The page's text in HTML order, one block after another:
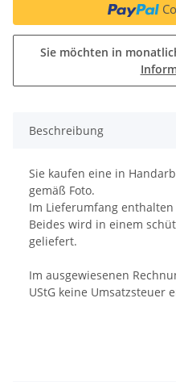
Sie möchten in
Beschreibung
Sie kaufen eine in
gemäß Foto.
Im Lieferumfang
Beides wird in einem
geliefert.
Im ausgewiesenen
UStG keine Umsatzsteuer